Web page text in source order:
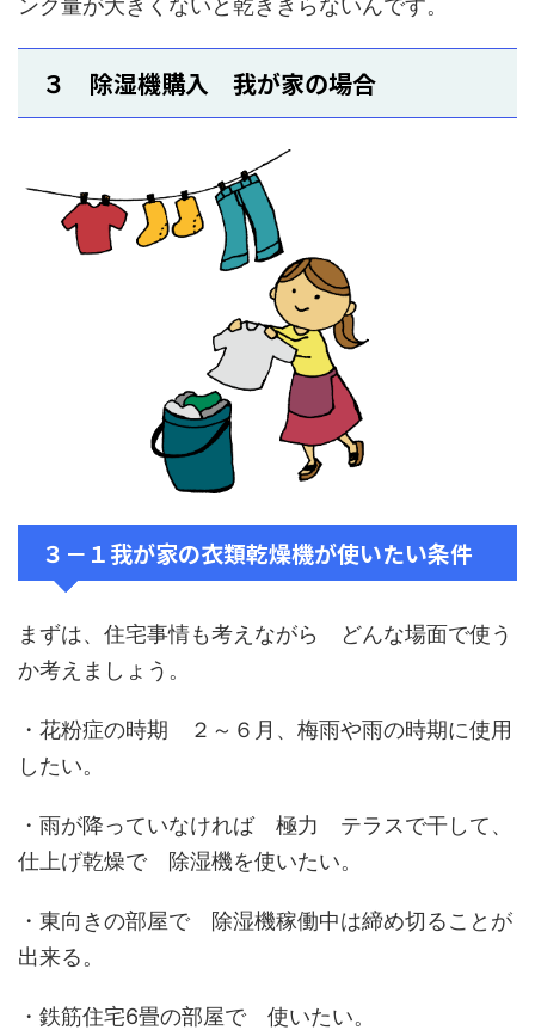
ンク量が大きくないと乾ききらないんです。
３ 除湿機購入 我が家の場合
３－１我が家の衣類乾燥機が使いたい条件
まずは、住宅事情も考えながら どんな場面で使う
か考えましょう。
・花粉症の時期 ２～６月、梅雨や雨の時期に使用
したい。
・雨が降っていなければ 極力 テラスで干して、
仕上げ乾燥で 除湿機を使いたい。
・東向きの部屋で 除湿機稼働中は締め切ることが
出来る。
・鉄筋住宅6畳の部屋で 使いたい。